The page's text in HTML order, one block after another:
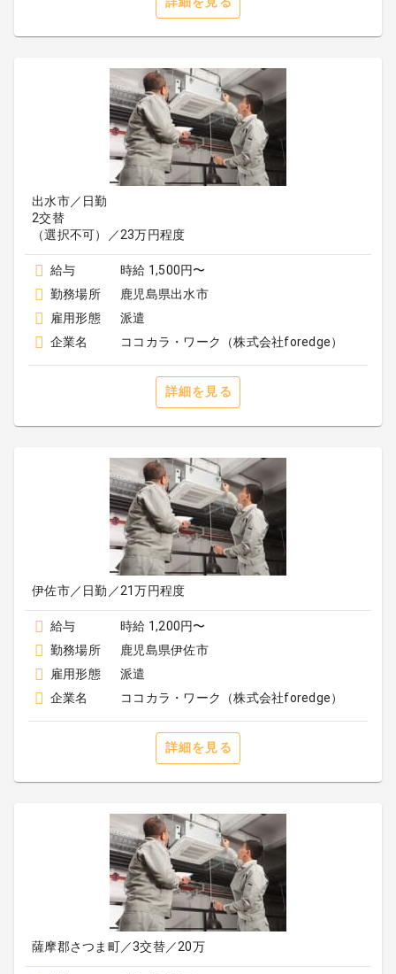
出水市／日勤
2交替
（選択不可）／23万円程度
給与
時給 1,500円〜
勤務場所
鹿児島県出水市
雇用形態
派遣
企業名
ココカラ・ワーク（株式会社foredge）
詳細を見る
伊佐市／日勤／21万円程度
給与
時給 1,200円〜
勤務場所
鹿児島県伊佐市
雇用形態
派遣
企業名
ココカラ・ワーク（株式会社foredge）
詳細を見る
薩摩郡さつま町／3交替／20万